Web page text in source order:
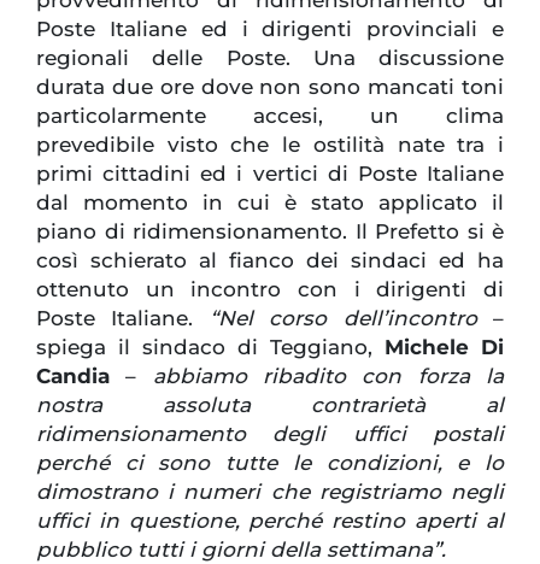
Poste Italiane ed i dirigenti provinciali e
regionali delle Poste. Una discussione
durata due ore dove non sono mancati toni
particolarmente accesi, un clima
prevedibile visto che le ostilità nate tra i
primi cittadini ed i vertici di Poste Italiane
dal momento in cui è stato applicato il
piano di ridimensionamento. Il Prefetto si è
così schierato al fianco dei sindaci ed ha
ottenuto un incontro con i dirigenti di
Poste Italiane.
“Nel corso dell’incontro–
spiega il sindaco di Teggiano, Michele Di
Candia – abbiamo ribadito con forza la
nostra assoluta contrarietà al
ridimensionamento degli uffici postali
perché ci sono tutte le condizioni, e lo
dimostrano i numeri che registriamo negli
uffici in questione, perché restino aperti al
pubblico tutti i giorni della settimana”.